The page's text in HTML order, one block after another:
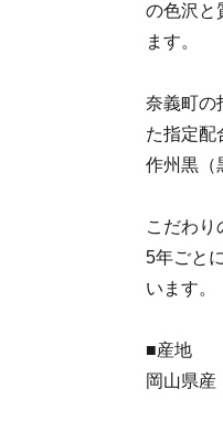
の色沢と
ます。
奈義町の
た指定配
作州黒（
こだわり
5年ごと
います。
■産地
岡山県産